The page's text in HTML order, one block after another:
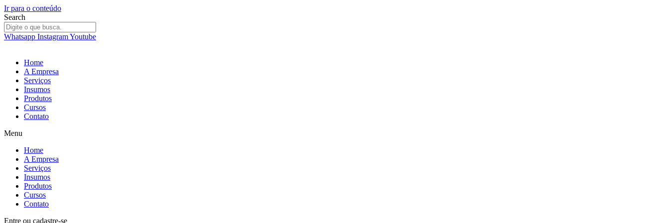
Ir para o conteúdo
Search
Whatsapp InstagramYoutube
Home
A Empresa
Serviços
Insumos
Produtos
Cursos
Contato
Menu
Home
A Empresa
Serviços
Insumos
Produtos
Cursos
Contato
Entre ou cadastre-se